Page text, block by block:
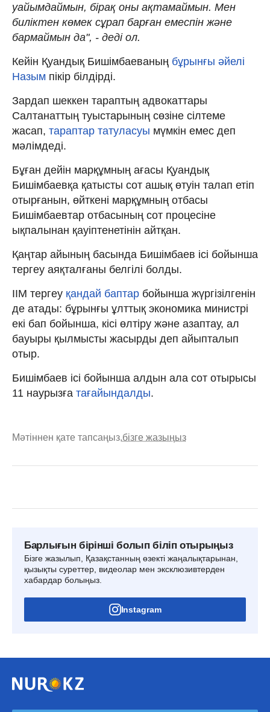
уайымдаймын, бірақ оны ақтамаймын. Мен
биліктен көмек сұрап барған емеспін және
бармаймын да", - деді ол.
Кейін Қуандық Бишімбаеваның бұрынғы әйелі
Назым пікір білдірді.
Зардап шеккен тараптың адвокаттары
Салтанаттың туыстарының сөзіне сілтеме
жасап, тараптар татуласуы мүмкін емес деп
мәлімдеді.
Бұған дейін марқұмның ағасы Қуандық
Бишімбаевқа қатысты сот ашық өтуін талап етіп
отырғанын, өйткені марқұмның отбасы
Бишімбаевтар отбасының сот процесіне
ықпалынан қауіптенетінін айтқан.
Қаңтар айының басында Бишімбаев ісі бойынша
тергеу аяқталғаны белгілі болды.
ІІМ тергеу қандай баптар бойынша жүргізілгенін
де атады: бұрынғы ұлттық экономика министрі
екі бап бойынша, кісі өлтіру және азаптау, ал
бауыры қылмысты жасырды деп айыпталып
отыр.
Бишімбаев ісі бойынша алдын ала сот отырысы
11 наурызға тағайындалды.
Мәтіннен қате тапсаңыз,бізге жазыңыз
Барлығын бірінші болып біліп отырыңыз
Бізге жазылып, Қазақстанның өзекті жаңалықтарынан,
қызықты суреттер, видеолар мен эксклюзивтерден
хабардар болыңыз.
Instagram